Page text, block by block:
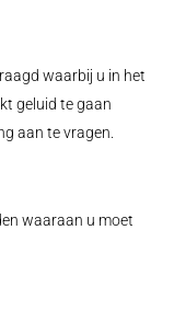
waarbij u in het
geluid te gaan
aan te vragen.
waaraan u moet